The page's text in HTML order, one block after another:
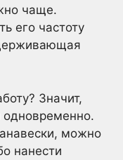
чаще.
его частоту
Значит,
одновременно.
можно
нанести